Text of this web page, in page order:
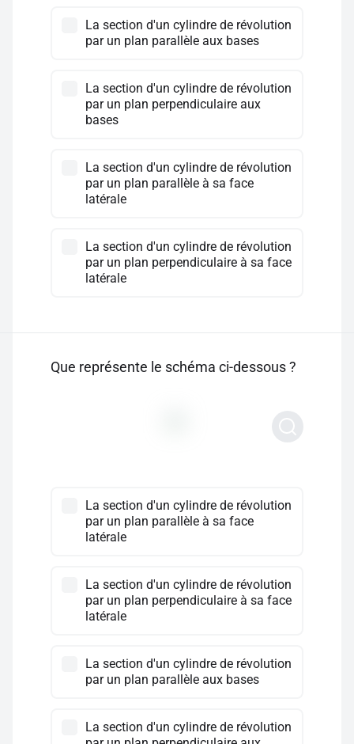
La section d'un cylindre de révolution
par un plan parallèle aux bases
La section d'un cylindre de révolution
par un plan perpendiculaire aux
bases
La section d'un cylindre de révolution
par un plan parallèle à sa face
latérale
La section d'un cylindre de révolution
par un plan perpendiculaire à sa face
latérale
Que représente le schéma ci-dessous ?
La section d'un cylindre de révolution
par un plan parallèle à sa face
latérale
La section d'un cylindre de révolution
par un plan perpendiculaire à sa face
latérale
La section d'un cylindre de révolution
par un plan parallèle aux bases
La section d'un cylindre de révolution